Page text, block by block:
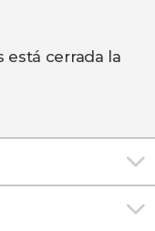
está cerrada la